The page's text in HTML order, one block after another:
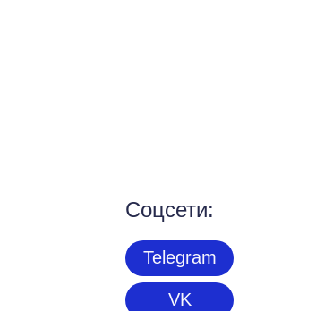
Соцсети:
Telegram
VK